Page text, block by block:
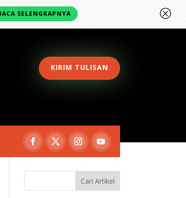
SELENGKAPNYA Q
KIRIM TULISAN
Cari Artikel